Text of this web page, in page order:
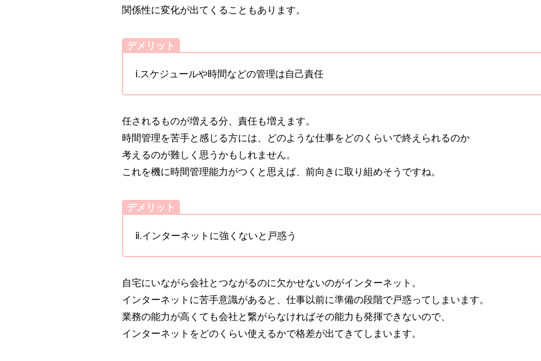
関係性に変化が出てくることもあります。
デメリット
ⅰ.スケジュールや時間などの管理は自己責任
任されるものが増える分、責任も増えます。
時間管理を苦手と感じる方には、どのような仕事をどのくらいで終えられるのか
考えるのが難しく思うかもしれません。
これを機に時間管理能力がつくと思えば、前向きに取り組めそうですね。
デメリット
ⅱ.インターネットに強くないと戸惑う
自宅にいながら会社とつながるのに欠かせないのがインターネット。
インターネットに苦手意識があると、仕事以前に準備の段階で戸惑ってしまいます。
業務の能力が高くても会社と繋がらなければその能力も発揮できないので、
インターネットをどのくらい使えるかで格差が出てきてしまいます。